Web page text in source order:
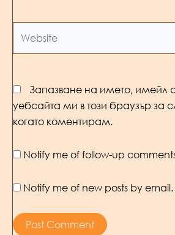
Запазване на името, имейл
уебсайта ми в този браузър за
когато коментирам.
Notify me of follow-up
Notify me of new posts by email.